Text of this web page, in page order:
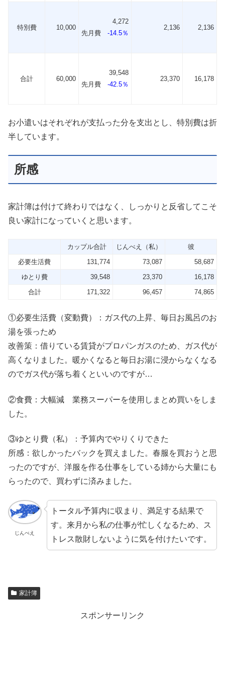
特別費 10,000
4,272
先月費 -14.5％
2,136 2,136
合計 60,000
39,548
先月費 -42.5％
23,370 16,178
お小遣いはそれぞれが支払った分を支出とし、特別費は折
半しています。
所感
家計簿は付けて終わりではなく、しっかりと反省してこそ
良い家計になっていくと思います。
カップル合計 じんべえ（私）
彼
必要生活費
131,774 73,087
58,687
ゆとり費
39,548 23,370
16,178
合計
171,322 96,457 74,865
①必要生活費（変動費）：ガス代の上昇、毎日お風呂のお
湯を張っため
改善策：借りている賃貸がプロパンガスのため、ガス代が
高くなりました。暖かくなると毎日お湯に浸からなくなる
のでガス代が落ち着くといいのですが…
②食費：大幅減 業務スーパーを使用しまとめ買いをしま
した。
③ゆとり費（私）：予算内でやりくりできた
所感：欲しかったバックを買えました。春服を買おうと思
ったのですが、洋服を作る仕事をしている姉から大量にも
らったので、買わずに済みました。
じんべえ
トータル予算内に収まり、満足する結果で
す。来月から私の仕事が忙しくなるため、ス
トレス散財しないように気を付けたいです。
家計簿
スポンサーリンク